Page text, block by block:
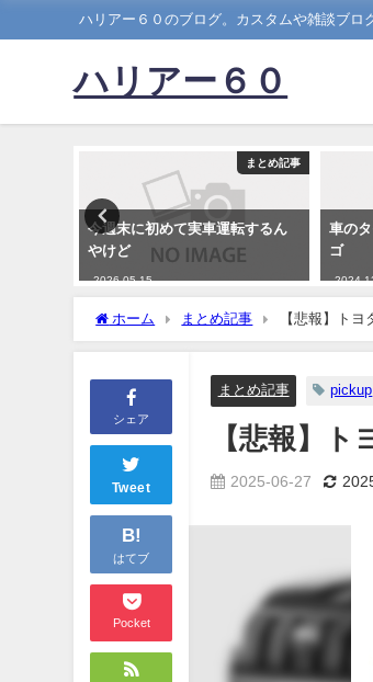
ハリアー６０のブログ。カスタムや雑談ブロ
ハリアー６０
まとめ記事
今週末に初めて実車運転するん
やけど
2026-05-15
車の
ゴ
2024-
ホーム まとめ記事 【悲報】ト
シェア
Tweet
B!
はてブ
Pocket
まとめ記事 pickup
【悲報】
2025-06-27